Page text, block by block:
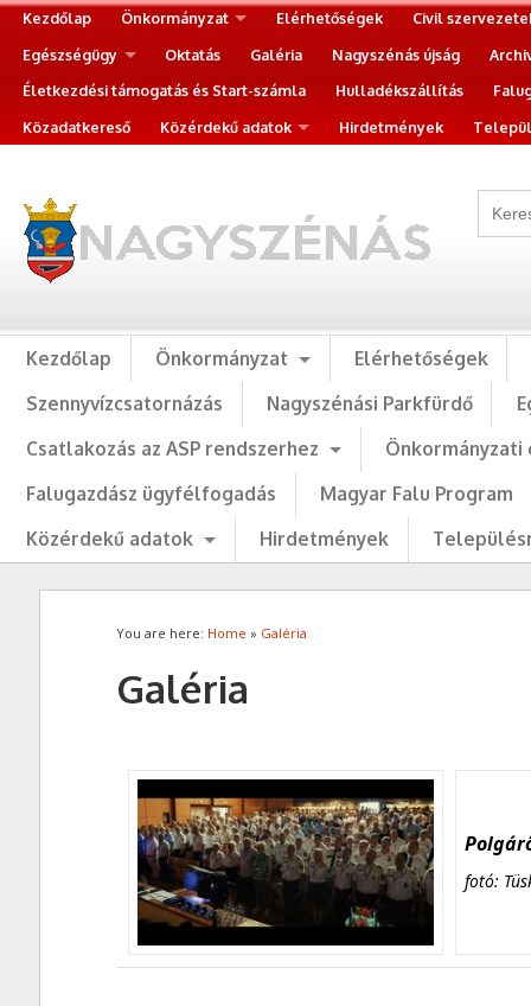
Kezdőlap Önkormányzat Elérhetőségek
Civil
Egészségügy
Oktatás Galéria Nagyszénás újság
Életkezdési támogatás és Start-számla
Hulladékszállítás
Közadatkereső
Közérdekű adatok Hirdetmények
Kezdőlap Önkormányzat
Elérhetőségek
Szennyvízcsatornázás
Nagyszénási Parkfürdő
Csatlakozás az ASP rendszerhez
Falugazdász ügyfélfogadás
Magyar Falu Program
Közérdekű adatok
Hirdetmények
You are here: Home » Galéria
Galéria
fotó: